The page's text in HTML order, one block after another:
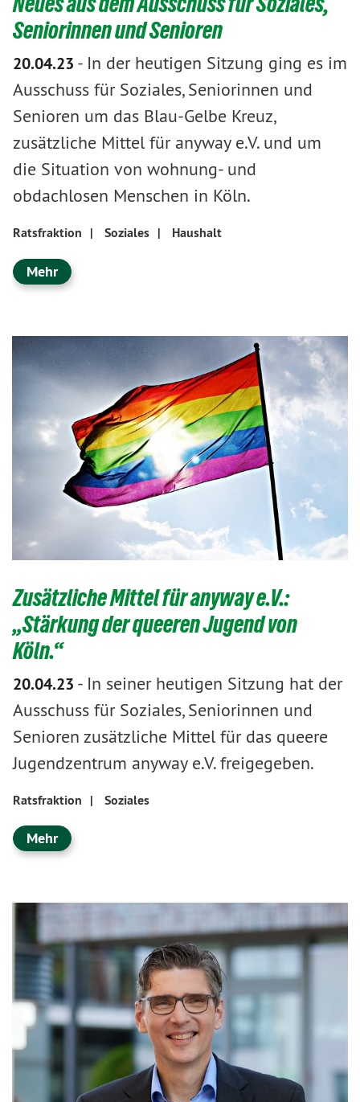
Seniorinnen und Senioren
20.04.23 - In der heutigen Sitzung ging es im
Ausschuss für Soziales, Seniorinnen und
Senioren um das Blau-Gelbe Kreuz,
zusätzliche Mittel für anyway e.V. und um
die Situation von wohnung- und
obdachlosen Menschen in Köln.
Ratsfraktion | Soziales | Haushalt
Mehr
Zusätzliche Mittel für anyway e.V.:
„Stärkung der queeren Jugend von
Köln.“
20.04.23 - In seiner heutigen Sitzung hat der
Ausschuss für Soziales, Seniorinnen und
Senioren zusätzliche Mittel für das queere
Jugendzentrum anyway e.V. freigegeben.
Ratsfraktion | Soziales
Mehr